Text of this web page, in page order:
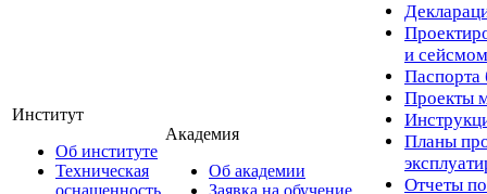
Институт
Об институте
Техническая
оснащенность
Академия
Об академии
Заявка на обучение
и
Паспорта
Проекты
Планы
Отчеты по